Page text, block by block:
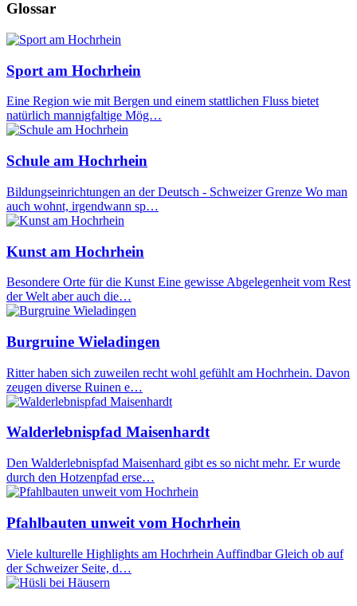
Glossar
Sport am Hochrhein
Eine Region wie mit Bergen und einem stattlichen Fluss bietet
natürlich mannigfaltige Mög…
Schule am Hochrhein
Bildungseinrichtungen an der Deutsch - Schweizer Grenze Wo man
auch wohnt, irgendwann sp…
Kunst am Hochrhein
Besondere Orte für die Kunst Eine gewisse Abgelegenheit vom Rest
der Welt aber auch die…
Burgruine Wieladingen
Ritter haben sich zuweilen recht wohl gefühlt am Hochrhein. Davon
zeugen diverse Ruinen e…
Walderlebnispfad Maisenhardt
Den Walderlebnispfad Maisenhard gibt es so nicht mehr. Er wurde
durch den Hotzenpfad erse…
Pfahlbauten unweit vom Hochrhein
Viele kulturelle Highlights am Hochrhein Auffindbar Gleich ob auf
der Schweizer Seite, d…